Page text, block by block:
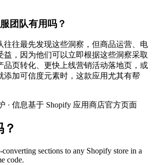
团队有用吗？
往往最先发现这些洞察，但商品运营、电
益，因为他们可以立即根据这些洞察采取
品页转化、更快上线营销活动落地页，或
添加可信度元素时，这款应用尤其有帮
· 信息基于 Shopify 应用商店官方页面
sections to any Shopify store in a
code.